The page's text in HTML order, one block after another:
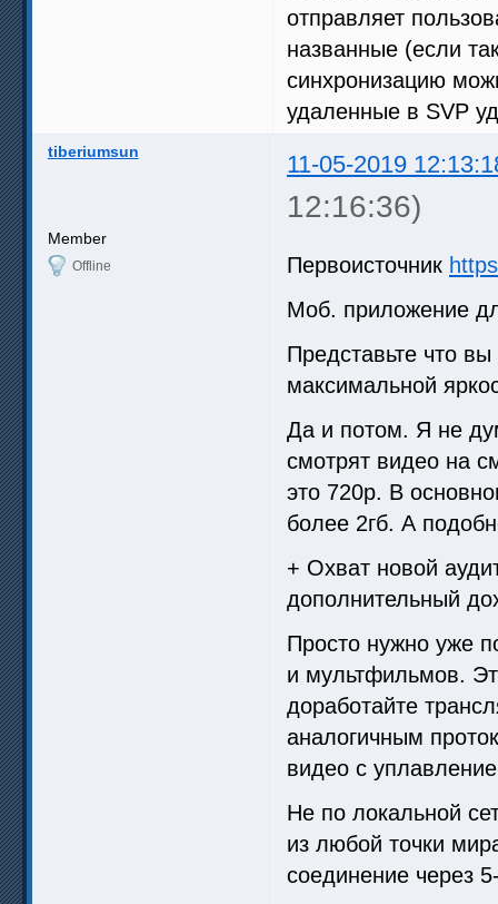
отправляет
названные (если
синхронизацию
удаленные в SVP
tiberiumsun 11-05-2019
12:16:36)
Member
Offline Первоисточник
Моб. приложение
Представьте что
максимальной
Да и потом. Я не
смотрят видео на
это 720p. В
более 2гб. А
+ Охват новой
дополнительный
Просто нужно уже
и мультфильмов.
доработайте
аналогичным
видео с
Не по локальной
из любой точки
соединение через